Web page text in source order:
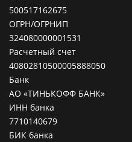
500517162675
ОГРН/ОГРНИП
324080000001531
Расчетный счет
40802810500005888050
Банк
АО «ТИНЬКОФФ БАНК»
ИНН банка
7710140679
БИК банка